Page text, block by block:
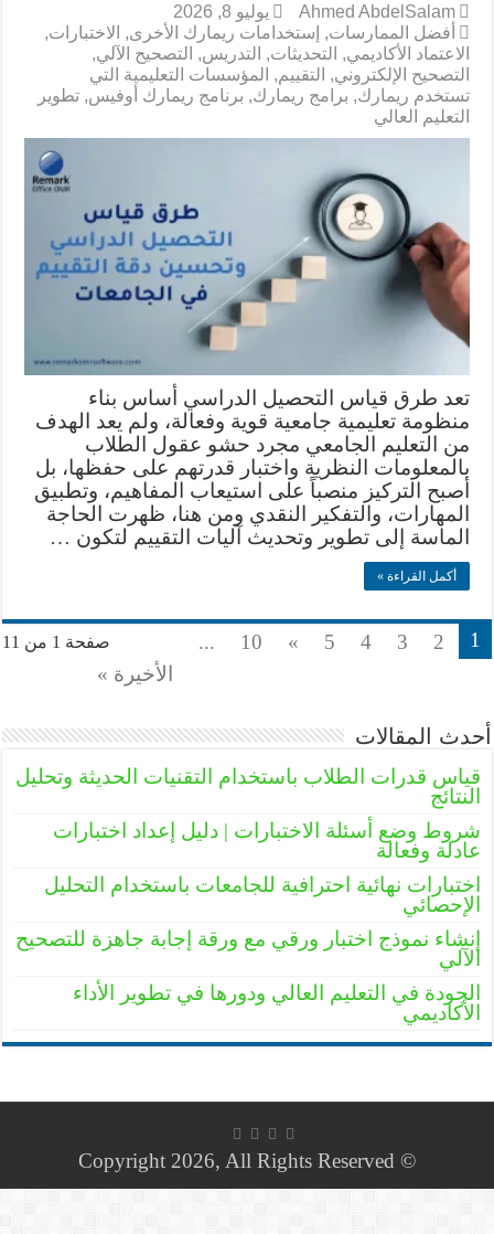
Ahmed AbdelSalam
يوليو 8, 2026
أفضل الممارسات, إستخدامات ريمارك الأخرى, الاختبارات,
الاعتماد الأكاديمي, التحديثات, التدريس, التصحيح الآلي,
التصحيح الإلكتروني, التقييم, المؤسسات التعليمية التي
تستخدم ريمارك, برامج ريمارك, برنامج ريمارك أوفيس,تطوير
التعليم العالي
تعد طرق قياس التحصيل الدراسي أساس بناء
منظومة تعليمية جامعية قوية وفعالة، ولم يعد الهدف
من التعليم الجامعي مجرد حشو عقول الطلاب
بالمعلومات النظرية واختبار قدرتهم على حفظها، بل
أصبح التركيز منصباً على استيعاب المفاهيم، وتطبيق
المهارات، والتفكير النقدي ومن هنا، ظهرت الحاجة
الماسة إلى تطوير وتحديث آليات التقييم لتكون …
أكمل القراءة »
صفحة 1 من 11 1
2
3
4
5
»
10
...
الأخيرة »
أحدث المقالات
قياس قدرات الطلاب باستخدام التقنيات الحديثة وتحليل
النتائج
شروط وضع أسئلة الاختبارات | دليل إعداد اختبارات
عادلة وفعالة
اختبارات نهائية احترافية للجامعات باستخدام التحليل
الإحصائي
إنشاء نموذج اختبار ورقي مع ورقة إجابة جاهزة للتصحيح
الآلي
الجودة في التعليم العالي ودورها في تطوير الأداء
الأكاديمي
© Copyright 2026, All Rights Reserved